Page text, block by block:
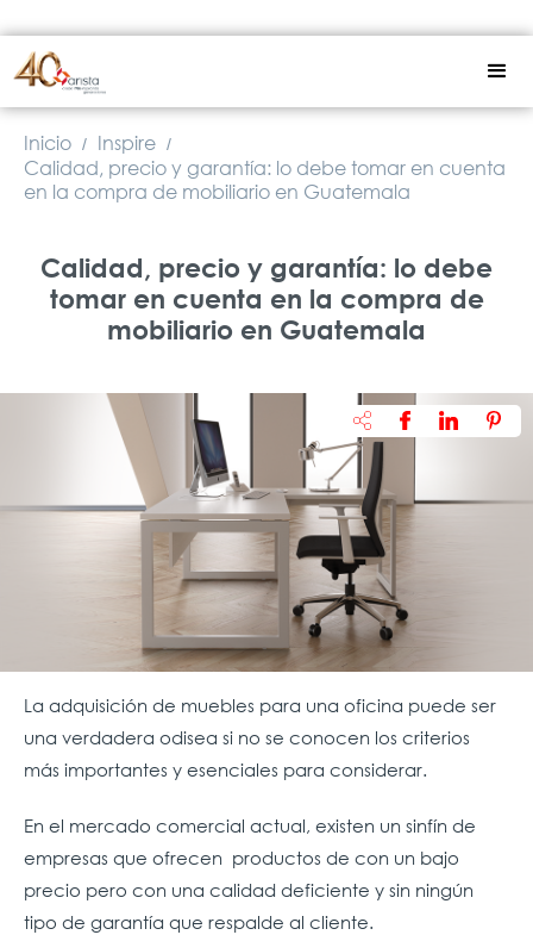
Inicio / Inspire /
Calidad, precio y garantía: lo debe tomar en cuenta
en la compra de mobiliario en Guatemala
Calidad, precio y garantía: lo debe
tomar en cuenta en la compra de
mobiliario en Guatemala
La adquisición de muebles para una oficina puede ser
una verdadera odisea si no se conocen los criterios
más importantes y esenciales para considerar.
En el mercado comercial actual, existen un sinfín de
empresas que ofrecen productos de con un bajo
precio pero con una calidad deficiente y sin ningún
tipo de garantía que respalde al cliente.